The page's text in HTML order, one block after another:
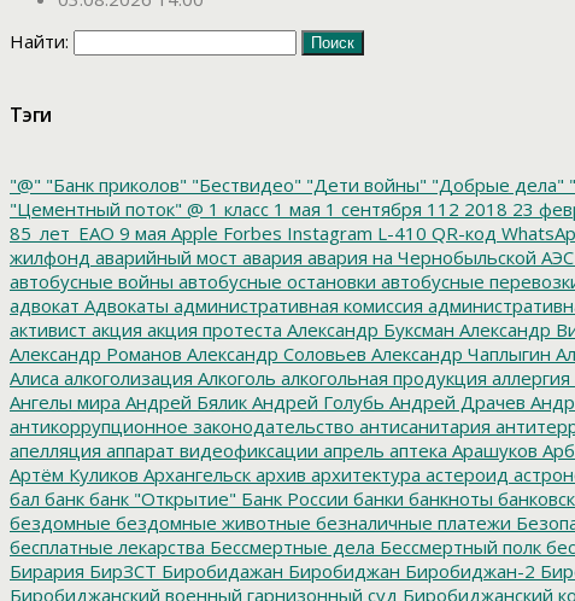
Найти:
Тэги
"@" "Банк приколов" "Бествидео" "Дети войны" "Добрые дела"
"Цементный поток" @ 1 класс 1 мая 1 сентября 112 2018 23
85_лет_ЕАО 9 мая Apple Forbes Instagram L-410 QR-код
жилфонд аварийный мост авария авария на Чернобыльской АЭС
автобусные войны автобусные остановки автобусные
адвокат Адвокаты административная комиссия
активист акция акция протеста Александр Буксман Александр
Александр Романов Александр Соловьев Александр Чаплыгин
Алиса алкоголизация Алкоголь алкогольная продукция аллергия
Ангелы мира Андрей Бялик Андрей Голубь Андрей Драчев
антикоррупционное законодательство антисанитария
апелляция аппарат видеофиксации апрель аптека Арашуков
Артём Куликов Архангельск архив архитектура астероид
бал банк банк "Открытие" Банк России банки банкноты
бездомные бездомные животные безналичные платежи
бесплатные лекарства Бессмертные дела Бессмертный полк
Бирария БирЗСТ Биробидажан Биробиджан Биробиджан-2
Биробиджанский военный гарнизонный суд Биробиджанский